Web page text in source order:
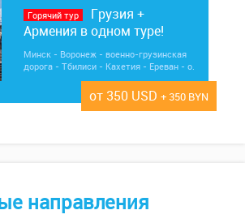
Горячий тур
Грузия +
Армения в одном туре!
Минск - Воронеж - военно-грузинская
дорога - Тбилиси - Кахетия - Ереван - о.
Арарат - монастырь Хор Вирап -
монастырь Нораванк - Боржоми - Рабат
- Ростов-на-Дону - Минск
от 350 USD + 350 BYN
направления